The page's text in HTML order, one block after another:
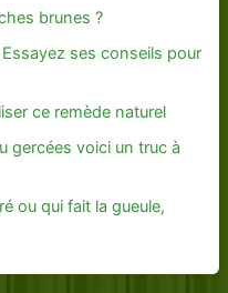
brunes ?
ses conseils pour
ce remède naturel
gercées voici un truc à
ou qui fait la gueule,